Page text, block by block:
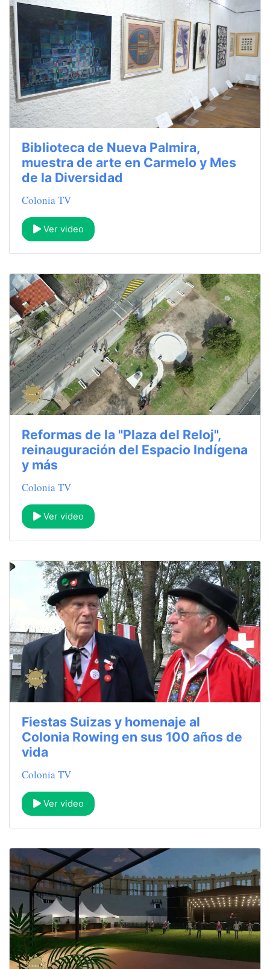
Biblioteca de Nueva Palmira,
muestra de arte en Carmelo y Mes
de la Diversidad
Colonia TV
Ver video
Reformas de la "Plaza del Reloj",
reinauguración del Espacio Indígena
y más
Colonia TV
Ver video
Fiestas Suizas y homenaje al
Colonia Rowing en sus 100 años de
vida
Colonia TV
Ver video